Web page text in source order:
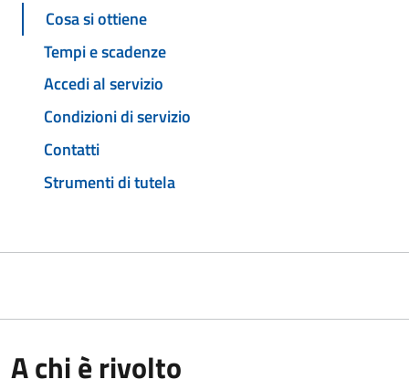
Cosa si ottiene
Tempi e scadenze
Accedi al servizio
Condizioni di servizio
Contatti
Strumenti di tutela
A chi è rivolto